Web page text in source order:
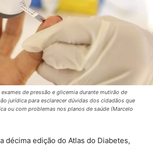
de pressão e glicemia durante mutirão de
jurídica para esclarecer dúvidas dos cidadãos que
ou com problemas nos planos de saúde (Marcelo
décima edição do Atlas do Diabetes,